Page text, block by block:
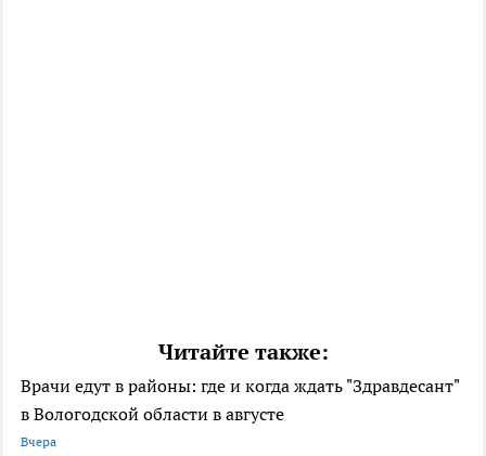
Читайте также:
Врачи едут в районы: где и когда ждать "Здравдесант"
в Вологодской области в августе
Вчера